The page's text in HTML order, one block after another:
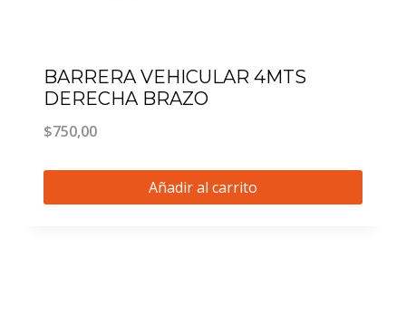
BARRERA VEHICULAR 4MTS
DERECHA BRAZO
$750,00
Añadir al carrito